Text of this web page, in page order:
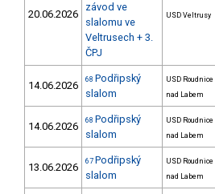
20.06.2026
závod ve
slalomu ve
Veltrusech + 3.
ČPJ
USD Veltrusy
14.06.2026 68 Podřipský
slalom
USD Roudnice
nad Labem
14.06.2026 68 Podřipský
slalom
USD Roudnice
nad Labem
13.06.2026 67 Podřipský
slalom
USD Roudnice
nad Labem